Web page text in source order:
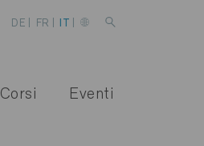
DE FR IT
Corsi Eventi